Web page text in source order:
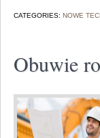
CATEGORIES: NOWE
Obuwie